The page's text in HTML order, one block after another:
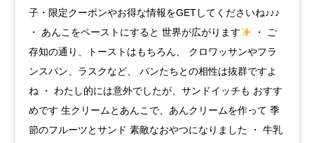
子・限定クーポンやお得な情報をGETしてくださいね♪♪♪
・ あんこをペーストにすると 世界が広がります
・ ご
存知の通り、トーストはもちろん、 クロワッサンやフラ
ンスパン、ラスクなど、 パンたちとの相性は抜群ですよ
ね ・ わたし的には意外でしたが、サンドイッチも おすす
めです 生クリームとあんこで、あんクリームを作って 季
節のフルーツとサンド 素敵なおやつになりました ・ 牛乳